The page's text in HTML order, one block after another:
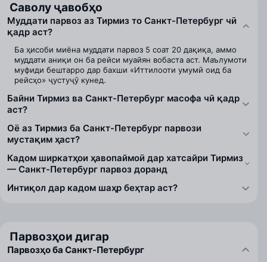
Саволу ҷавобҳо
Муддати парвоз аз Тирмиз то Санкт-Петербург чӣ
қадр аст?
Ба ҳисоби миёна муддати парвоз 5 соат 20 дақиқа, аммо
муддати аниқи он ба рейси муайян вобаста аст. Маълумоти
муфиди бештарро дар бахши «Иттилооти умумӣ оид ба
рейсҳо» ҷустуҷӯ кунед.
Байни Тирмиз ва Санкт-Петербург масофа чӣ қадр
аст?
Оё аз Тирмиз ба Санкт-Петербург парвози
мустақим ҳаст?
Кадом ширкатҳои ҳавопаймоӣ дар хатсайри Тирмиз
— Санкт-Петербург парвоз доранд
Интиқол дар кадом шаҳр беҳтар аст?
Парвозҳои дигар
Парвозҳо ба Санкт-Петербург